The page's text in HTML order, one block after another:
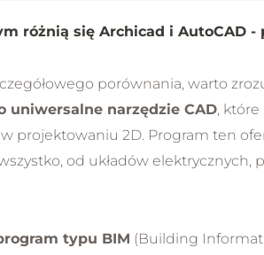
różnią się Archicad i AutoCAD
porównania, warto
uniwersalne narzędzie CAD, które
projektowaniu 2D. Program ten
od układów elektrycznych,
typu BIM (Building